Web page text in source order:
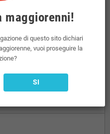
maggiorenni!
di questo sito dichiari
vuoi proseguire la
SI